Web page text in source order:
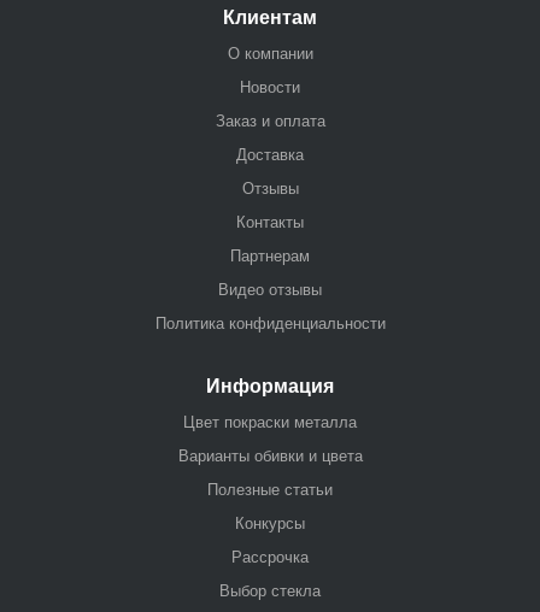
Клиентам
О компании
Новости
Заказ и оплата
Доставка
Отзывы
Контакты
Партнерам
Видео отзывы
Политика конфиденциальности
Информация
Цвет покраски металла
Варианты обивки и цвета
Полезные статьи
Конкурсы
Рассрочка
Выбор стекла